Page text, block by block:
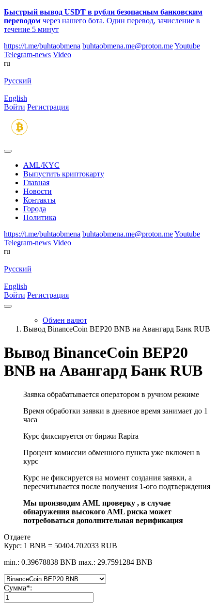
Быстрый вывод USDT в рубли безопасным банковским
переводом через нашего бота. Один перевод, зачисление в
течение 5 минут
https://t.me/buhtaobmena buhtaobmena.me@proton.meYoutube
Telegram-news Video
ru
Русский
English
Войти Регистрация
AML/KYC
Выпустить криптокарту
Главная
Новости
Контакты
Города
Политика
https://t.me/buhtaobmena buhtaobmena.me@proton.meYoutube
Telegram-news Video
ru
Русский
English
Войти Регистрация
Обмен валют
Вывод BinanceCoin BEP20 BNB на Авангард Банк RUB
Вывод BinanceCoin BEP20
BNB на Авангард Банк RUB
Заявка обрабатывается оператором в ручном режиме
Время обработки заявки в дневное время занимает до 1
часа
Курс фиксируется от биржи Rapira
Процент комиссии обменного пункта уже включен в
курс
Курс не фиксируется на момент создания заявки, а
пересчитывается после получения 1-ого подтверждения
Мы производим AML проверку , в случае
обнаружения высокого AML риска может
потребоваться дополнительная верификация
Отдаете
Курс: 1 BNB = 50404.702033 RUB
min.: 0.39678838 BNB max.: 29.7591284 BNB
Сумма*: